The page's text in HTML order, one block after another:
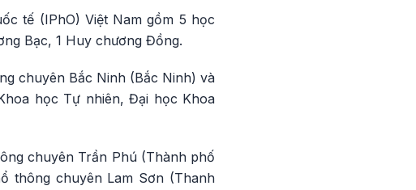
tế (IPhO) Việt Nam gồm 5 học
Bạc, 1 Huy chương Đồng.
chuyên Bắc Ninh (Bắc Ninh) và
học Tự nhiên, Đại học Khoa
chuyên Trần Phú (Thành phố
thông chuyên Lam Sơn (Thanh